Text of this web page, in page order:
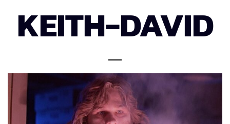
KEITH-DAVID